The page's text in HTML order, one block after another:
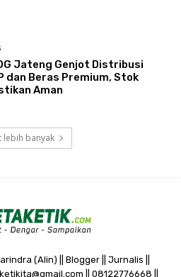
Jateng Genjot Distribusi
dan Beras Premium, Stok
Aman
lebih banyak
(Alin) || Blogger || Jurnalis ||
|| 08122776668 ||